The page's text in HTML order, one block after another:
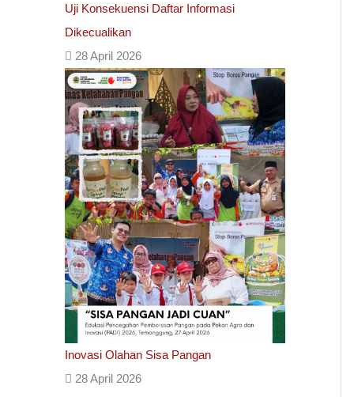
Uji Konsekuensi Daftar Informasi
Dikecualikan
28 April 2026
Inovasi Olahan Sisa Pangan
28 April 2026